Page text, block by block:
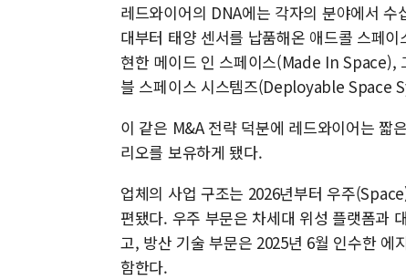
레드와이어의 DNA에는 각자의 분야에서
대부터 태양 센서를 납품해온 애드콜 스페
현한 메이드 인 스페이스(Made In Space),
블 스페이스 시스템즈(Deployable Space
이 같은 M&A 전략 덕분에 레드와이어는 짧
리오를 보유하게 됐다.
업체의 사업 구조는 2026년부터 우주
편됐다. 우주 부문은 차세대 위성 플랫폼과
고, 방산 기술 부문은 2025년 6월 인수한
함한다.